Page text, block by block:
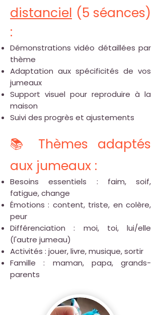
distanciel (5 séances)
:
Démonstrations vidéo détaillées par
thème
Adaptation aux spécificités de vos
jumeaux
Support visuel pour reproduire à la
maison
Suivi des progrès et ajustements
📚 Thèmes adaptés
aux jumeaux :
Besoins essentiels : faim, soif,
fatigue, change
Émotions : content, triste, en colère,
peur
Différenciation : moi, toi, lui/elle
(l'autre jumeau)
Activités : jouer, livre, musique, sortir
Famille : maman, papa, grands-
parents